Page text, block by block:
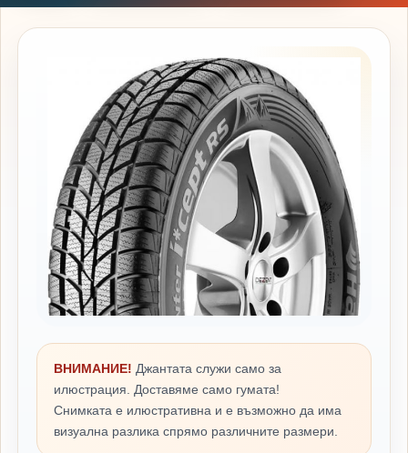
ВНИМАНИЕ! Джантата служи само за
илюстрация. Доставяме само гумата!
Снимката е илюстративна и е възможно да има
визуална разлика спрямо различните размери.